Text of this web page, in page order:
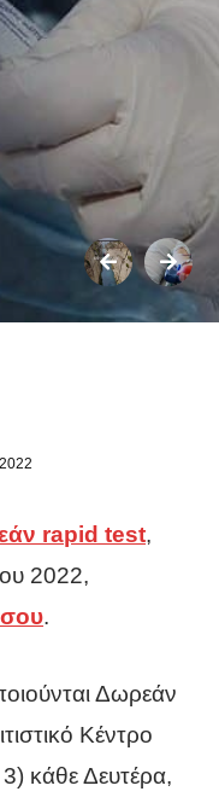
rapid test,
2022,
.
Δωρεάν
Κέντρο
κάθε Δευτέρα,